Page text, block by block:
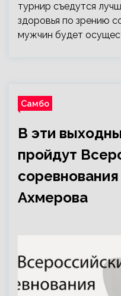
турнир съедутся
здоровья по зрению
мужчин будет
Самбо
В эти
пройдут
Ахмерова